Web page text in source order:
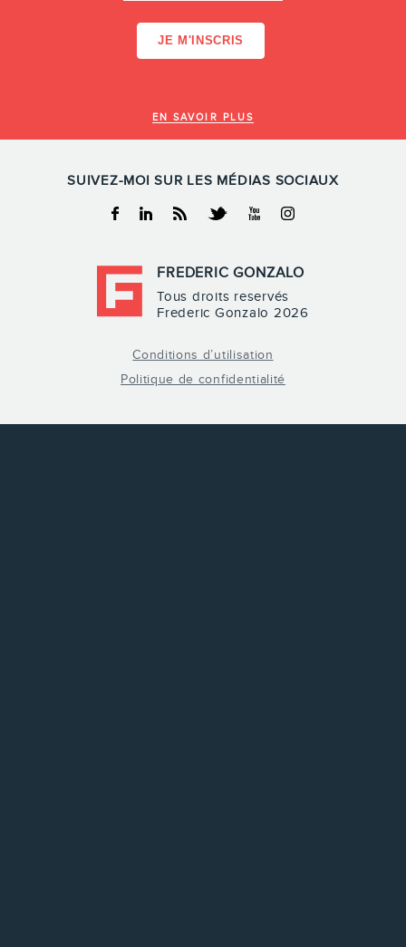
EN SAVOIR PLUS
SUIVEZ-MOI SUR LES MÉDIAS SOCIAUX
Facebook
LinkedinRSS TwitterYoutubeInstagram
FREDERIC GONZALO
Tous droits reservés
Frederic Gonzalo 2026
Conditions d’utilisation
Politique de confidentialité